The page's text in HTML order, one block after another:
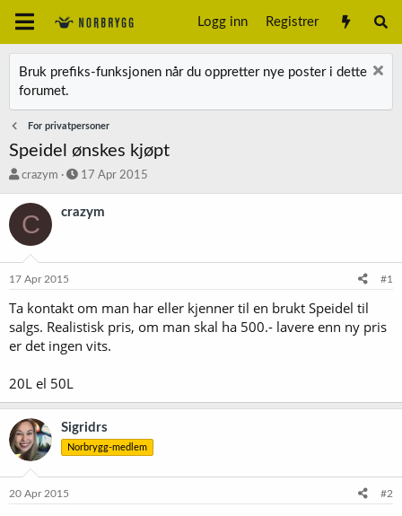
Logg inn Registrer
Bruk prefiks-funksjonen når du oppretter nye poster i dette
forumet.
For privatpersoner
Speidel ønskes kjøpt
T
å
d
t
e
r
crazym
S
a
o
17 Apr 2015
C crazym
17 Apr 2015 #1
Ta kontakt om man har eller kjenner til en brukt Speidel til
salgs. Realistisk pris, om man skal ha 500.- lavere enn ny pris
er det ingen vits.
20L el 50L
Sigridrs
Norbrygg-medlem
20 Apr 2015 #2